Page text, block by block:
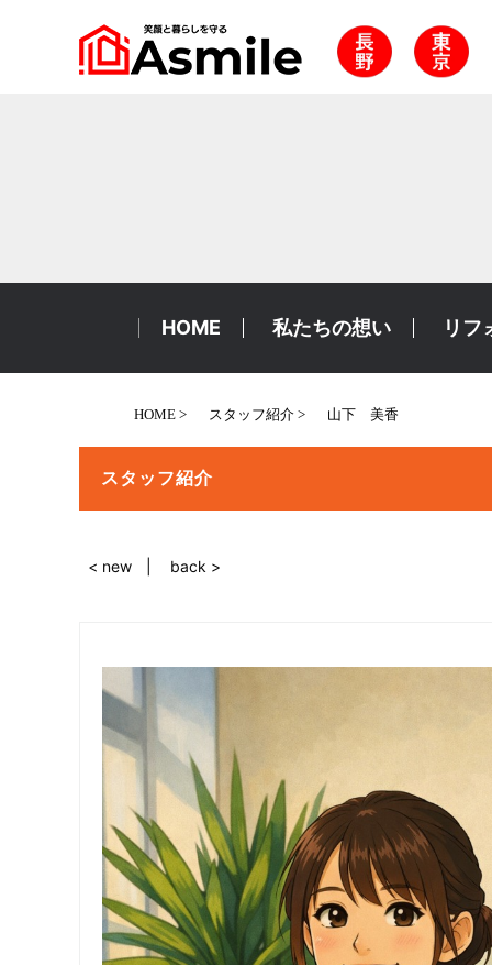
HOME 私たちの想い リフ
HOME スタッフ紹介 山下 美香
スタッフ紹介
< new back >